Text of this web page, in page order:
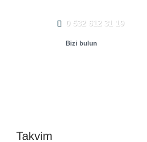
0 532 612 31 19
Bizi bulun
Takvim